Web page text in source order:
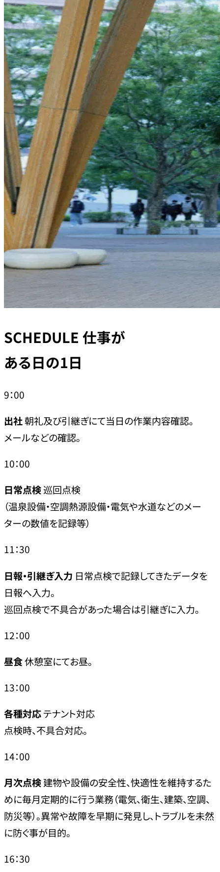
SCHEDULE 仕事が
ある日の1日
9：00
出社朝礼及び引継ぎにて当日の作業内容確認。
メールなどの確認。
10：00
日常点検巡回点検
（温泉設備・空調熱源設備・電気や水道などのメー
ターの数値を記録等）
11：30
日報・引継ぎ入力 日常点検で記録してきたデータを
日報へ入力。
巡回点検で不具合があった場合は引継ぎに入力。
12：00
昼食休憩室にてお昼。
13：00
各種対応テナント対応
点検時、不具合対応。
14：00
月次点検建物や設備の安全性、快適性を維持するた
めに毎月定期的に行う業務（電気、衛生、建築、空調、
防災等）。異常や故障を早期に発見し、トラブルを未然
に防ぐ事が目的。
16：30